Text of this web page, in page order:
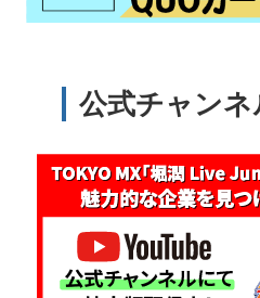
公式チャンネ